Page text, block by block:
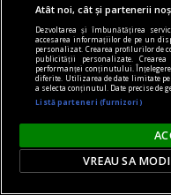
publicitate
Caserole pentru
disponibile la Snick
Acest concept este
mulți clienți,
Atât noi, cât și partenerii
Dezvoltarea și îmbunătățirea
accesarea informațiilor de pe un
personalizat. Crearea profilurilor de
publicității personalizate.
performanței conținutului.
diferite. Utilizarea de date limitate
a selecta conținutul. Date precise de
Listă parteneri (furnizori)
VREAU SA